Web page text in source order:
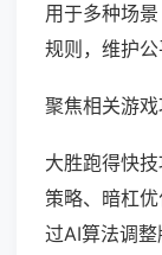
用于多种场
规则，维护公
聚焦相关游戏
大胜跑得快
策略、暗杠
过AI算法调整